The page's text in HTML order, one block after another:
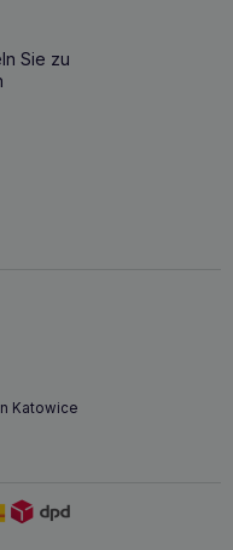
Sie zu
Katowice